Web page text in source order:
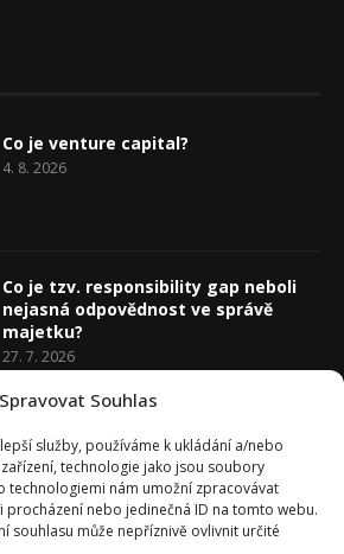
Spravovat Souhlas
služby, používáme k ukládání a/nebo
technologie jako jsou soubory
technologiemi nám umožní zpracovávat
procházení nebo jedinečná ID na tomto webu.
souhlasu může nepříznivě ovlivnit určité
Co je venture capital?
4. 8. 2026
Co je tzv. responsibility gap neboli
nejasná odpovědnost ve správě
majetku?
27. 7. 2026
20. 7. 2026